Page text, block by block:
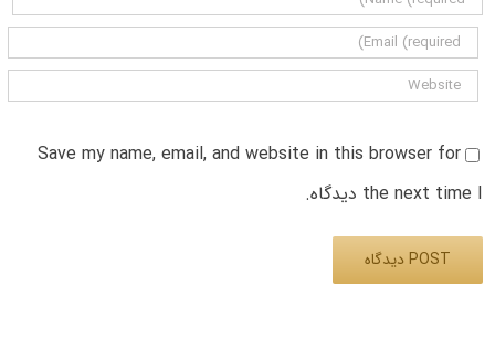
Save my name, email, and website in this browser for
the next time I دیدگاه.